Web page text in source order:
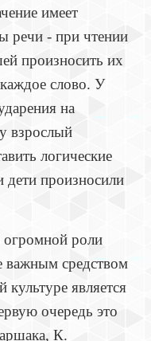
имеет
речи - при чтении
произносить их
слово. У
на
взрослый
логические
дети произносили
роли
важным средством
является
очередь это
К.